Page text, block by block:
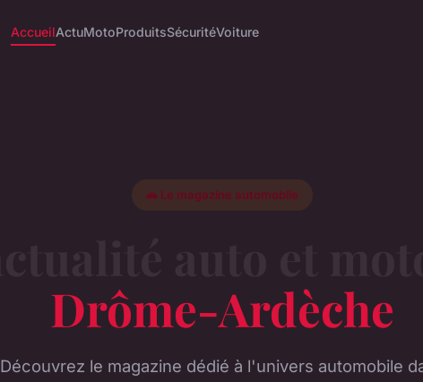
AccueilActuMotoProduitsSécuritéVoiture
🚗 Le magazine automobile
Drôme-Ardèche
Découvrez le magazine dédié à l'univers automobile